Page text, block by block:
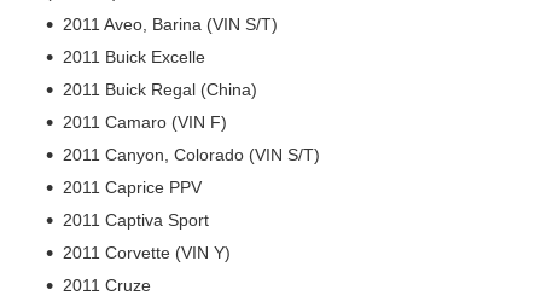
2011 Aveo, Barina (VIN S/T)
2011 Buick Excelle
2011 Buick Regal (China)
2011 Camaro (VIN F)
2011 Canyon, Colorado (VIN S/T)
2011 Caprice PPV
2011 Captiva Sport
2011 Corvette (VIN Y)
2011 Cruze